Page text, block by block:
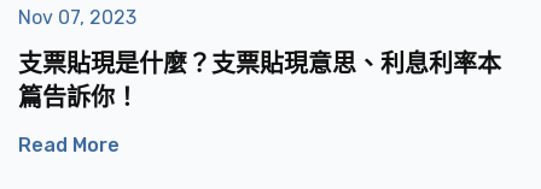
Nov 07, 2023
支票貼現是什麼？支票貼現意思、利息利率本
篇告訴你！
Read More